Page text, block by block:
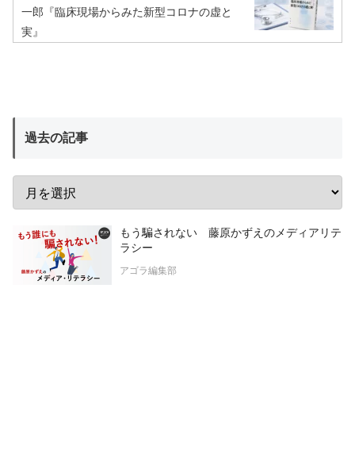
一郎『臨床現場からみた新型コロナの虚と
実』
過去の記事
もう騙されない 藤原かずえのメディアリテ
ラシー
アゴラ編集部